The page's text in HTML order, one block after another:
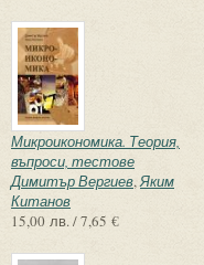
Микроикономика. Теория,
въпроси, тестове
Димитър Вергиев,Яким
Китанов
15,00 лв. / 7,65 €